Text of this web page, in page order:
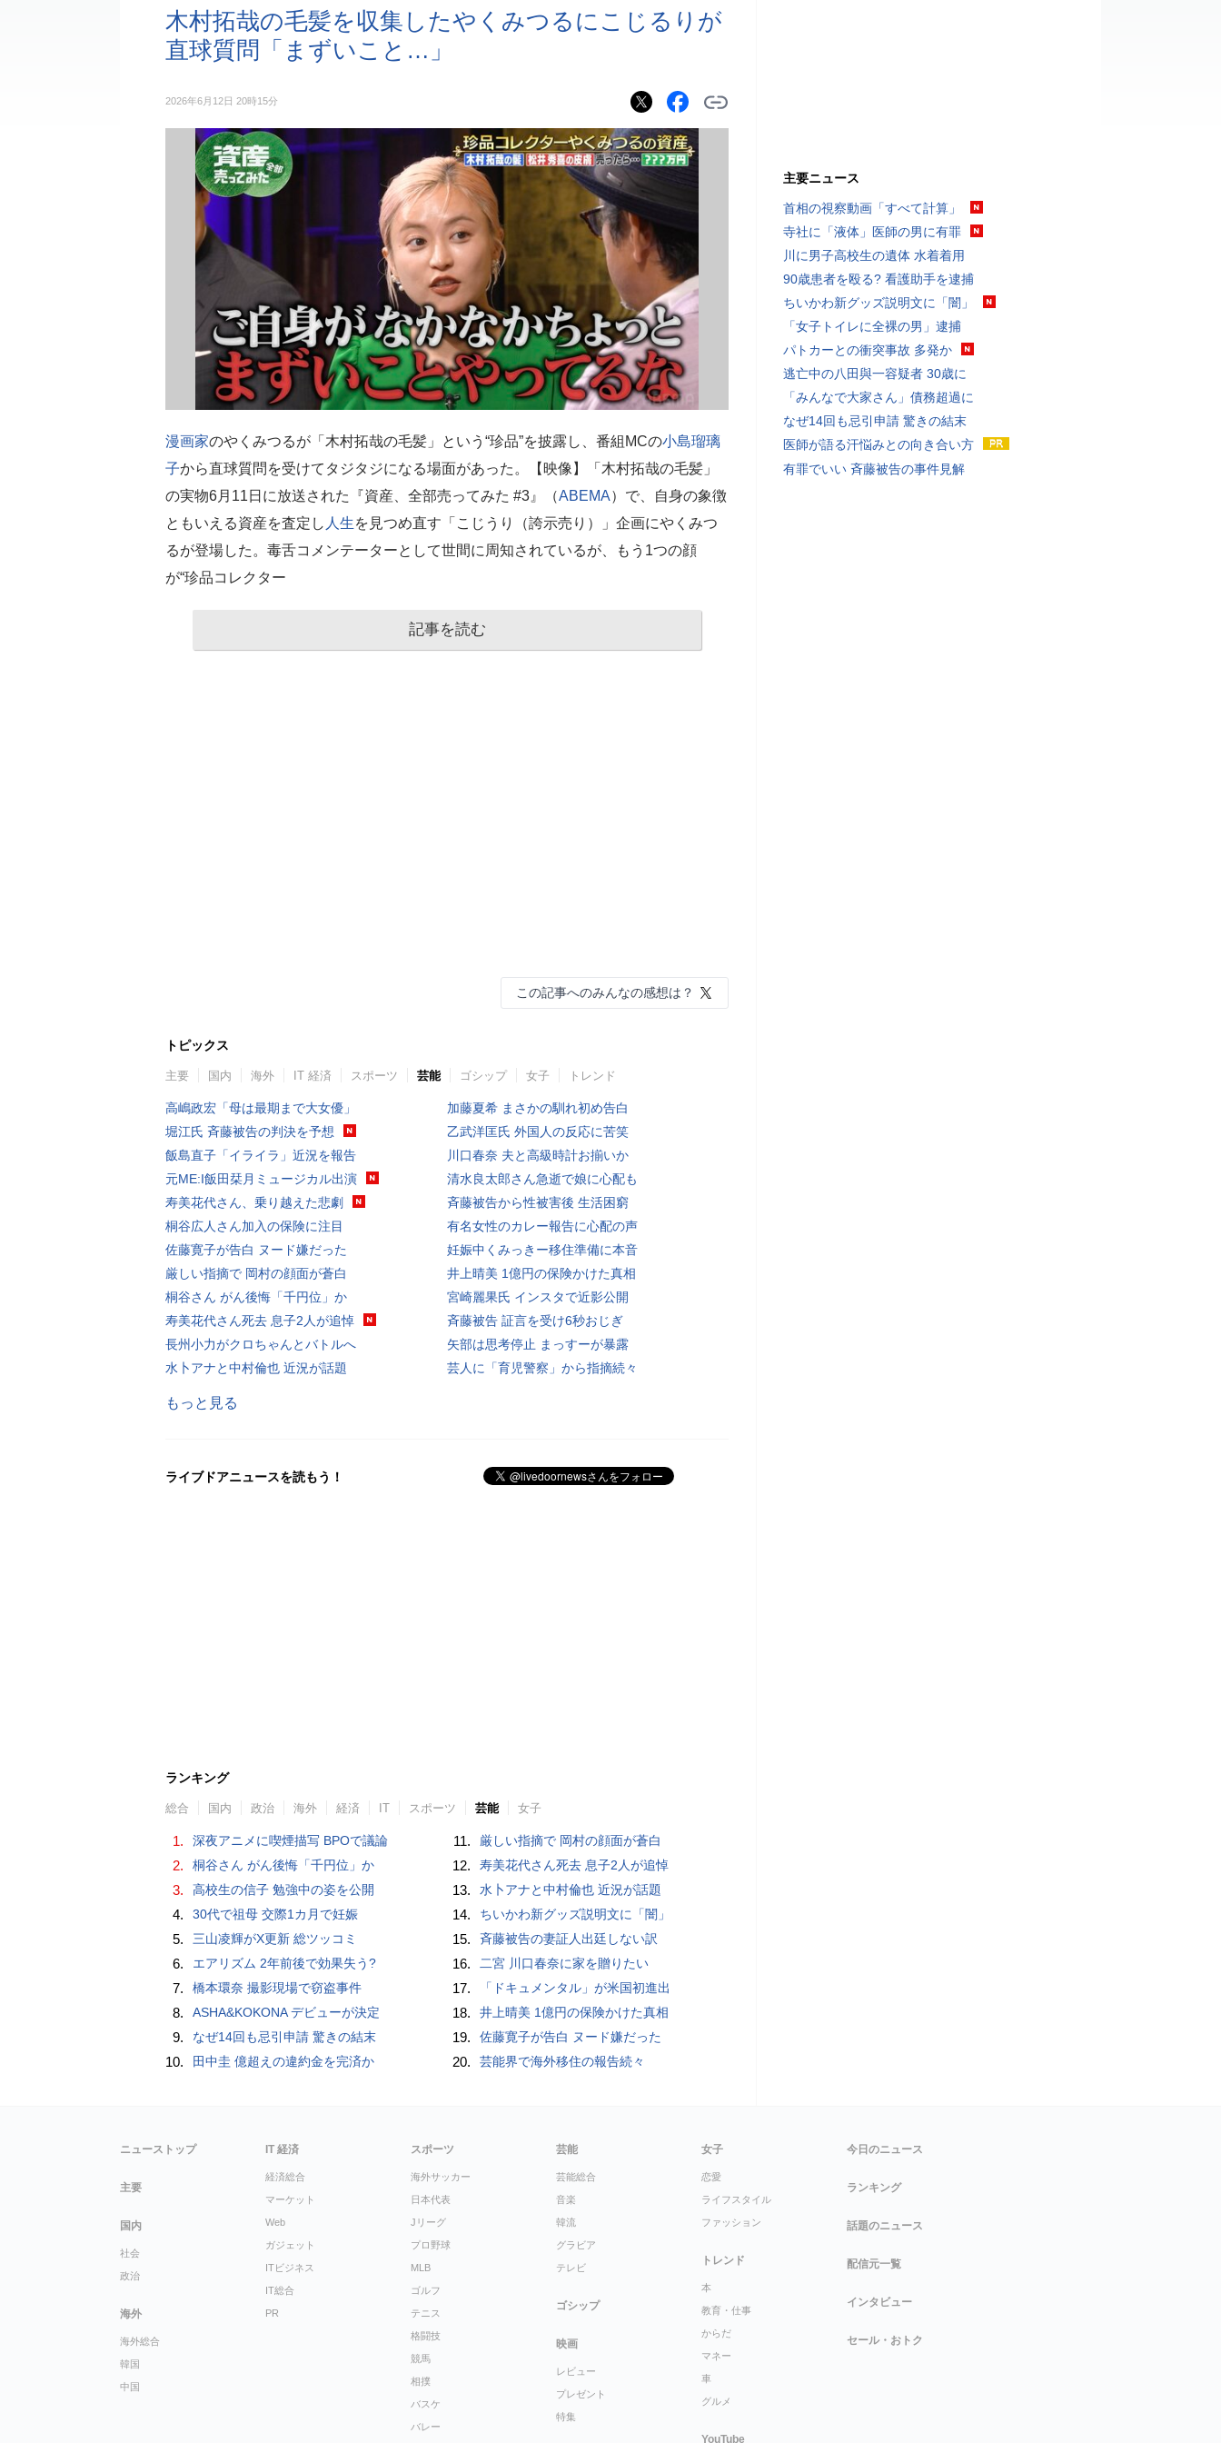
木村拓哉の毛髪を収集したやくみつるにこじるりが
直球質問「まずいこと…」
2026年6月12日 20時15分
漫画家のやくみつるが「木村拓哉の毛髪」という“珍品”を披露し、番組MCの小島瑠璃
子から直球質問を受けてタジタジになる場面があった。【映像】「木村拓哉の毛髪」
の実物6月11日に放送された『資産、全部売ってみた #3』（ABEMA）で、自身の象徴
ともいえる資産を査定し 人生を見つめ直す「こじうり（誇示売り）」企画にやくみつ
るが登場した。毒舌コメンテーターとして世間に周知されているが、もう1つの顔
が“珍品コレクター
記事を読む
この記事へのみんなの感想は？
トピックス
主要 国内 海外 IT 経済 スポーツ 芸能 ゴシップ 女子 トレンド
高嶋政宏「母は最期まで大女優」
堀江氏 斉藤被告の判決を予想
飯島直子「イライラ」近況を報告
元ME:I飯田栞月ミュージカル出演
寿美花代さん、乗り越えた悲劇
桐谷広人さん加入の保険に注目
佐藤寛子が告白 ヌード嫌だった
厳しい指摘で 岡村の顔面が蒼白
桐谷さん がん後悔「千円位」か
寿美花代さん死去 息子2人が追悼
長州小力がクロちゃんとバトルへ
水卜アナと中村倫也 近況が話題
加藤夏希 まさかの馴れ初め告白
乙武洋匡氏 外国人の反応に苦笑
川口春奈 夫と高級時計お揃いか
清水良太郎さん急逝で娘に心配も
斉藤被告から性被害後 生活困窮
有名女性のカレー報告に心配の声
妊娠中くみっきー移住準備に本音
井上晴美 1億円の保険かけた真相
宮崎麗果氏 インスタで近影公開
斉藤被告 証言を受け6秒おじぎ
矢部は思考停止 まっすーが暴露
芸人に「育児警察」から指摘続々
もっと見る
ライブドアニュースを読もう！
ランキング
総合 国内 政治 海外 経済 IT スポーツ 芸能 女子
1. 深夜アニメに喫煙描写 BPOで議論
2. 桐谷さん がん後悔「千円位」か
3. 高校生の信子 勉強中の姿を公開
4. 30代で祖母 交際1カ月で妊娠
5. 三山凌輝がX更新 総ツッコミ
6. エアリズム 2年前後で効果失う?
7. 橋本環奈 撮影現場で窃盗事件
8. ASHA&KOKONA デビューが決定
9. なぜ14回も忌引申請 驚きの結末
10. 田中圭 億超えの違約金を完済か
11. 厳しい指摘で 岡村の顔面が蒼白
12. 寿美花代さん死去 息子2人が追悼
13. 水卜アナと中村倫也 近況が話題
14. ちいかわ新グッズ説明文に「闇」
15. 斉藤被告の妻証人出廷しない訳
16. 二宮 川口春奈に家を贈りたい
17. 「ドキュメンタル」が米国初進出
18. 井上晴美 1億円の保険かけた真相
19. 佐藤寛子が告白 ヌード嫌だった
20. 芸能界で海外移住の報告続々
主要ニュース
首相の視察動画「すべて計算」
寺社に「液体」医師の男に有罪
川に男子高校生の遺体 水着着用
90歳患者を殴る? 看護助手を逮捕
ちいかわ新グッズ説明文に「闇」
「女子トイレに全裸の男」逮捕
パトカーとの衝突事故 多発か
逃亡中の八田與一容疑者 30歳に
「みんなで大家さん」債務超過に
なぜ14回も忌引申請 驚きの結末
医師が語る汗悩みとの向き合い方
有罪でいい 斉藤被告の事件見解
ニューストップ
主要
国内
社会
政治
海外
海外総合
韓国
中国
IT 経済
経済総合
マーケット
Web
ガジェット
ITビジネス
IT総合
PR
スポーツ
海外サッカー
日本代表
Jリーグ
プロ野球
MLB
ゴルフ
テニス
格闘技
競馬
相撲
バスケ
バレー
芸能
芸能総合
音楽
韓流
グラビア
テレビ
ゴシップ
映画
レビュー
プレゼント
特集
女子
恋愛
ライフスタイル
ファッション
トレンド
本
教育・仕事
からだ
マネー
車
グルメ
YouTube
今日のニュース
ランキング
話題のニュース
配信元一覧
インタビュー
セール・おトク